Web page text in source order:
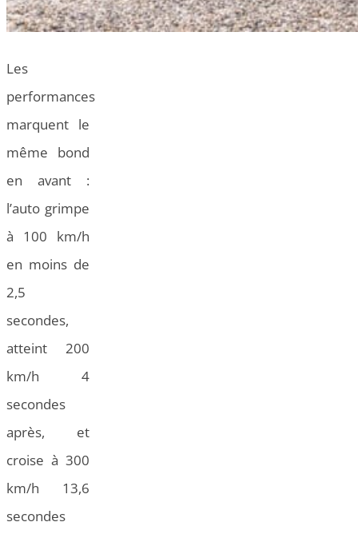
Les
performances
marquent le
même bond
en avant :
l’auto grimpe
à 100 km/h
en moins de
2,5
secondes,
atteint 200
km/h 4
secondes
après, et
croise à 300
km/h 13,6
secondes